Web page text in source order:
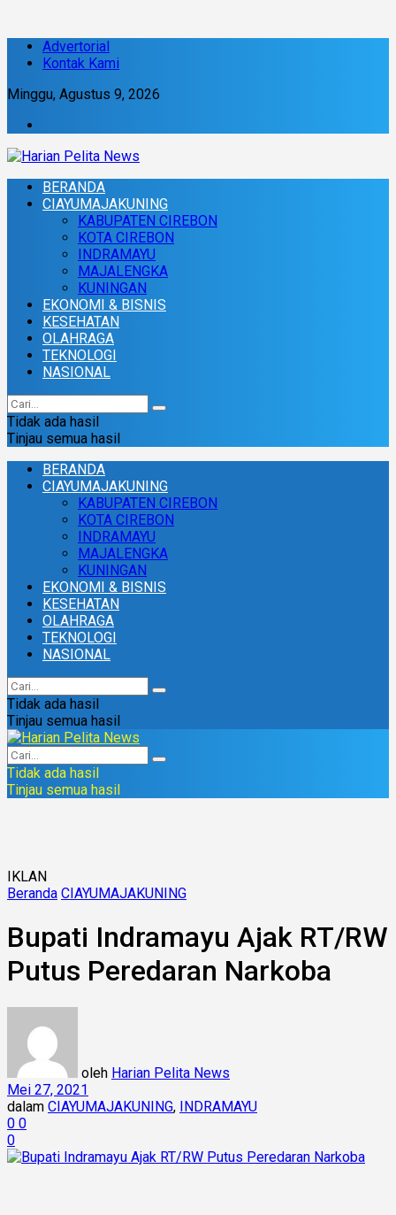
Advertorial
Kontak Kami
Minggu, Agustus 9, 2026
BERANDA
CIAYUMAJAKUNING
KABUPATEN CIREBON
KOTA CIREBON
INDRAMAYU
MAJALENGKA
KUNINGAN
EKONOMI & BISNIS
KESEHATAN
OLAHRAGA
TEKNOLOGI
NASIONAL
Tidak ada hasil
Tinjau semua hasil
BERANDA
CIAYUMAJAKUNING
KABUPATEN CIREBON
KOTA CIREBON
INDRAMAYU
MAJALENGKA
KUNINGAN
EKONOMI & BISNIS
KESEHATAN
OLAHRAGA
TEKNOLOGI
NASIONAL
Tidak ada hasil
Tinjau semua hasil
Tidak ada hasil
Tinjau semua hasil
IKLAN
Beranda CIAYUMAJAKUNING
Bupati Indramayu Ajak RT/RW
Putus Peredaran Narkoba
oleh Harian Pelita News
Mei 27, 2021
dalam CIAYUMAJAKUNING, INDRAMAYU
0 0
0